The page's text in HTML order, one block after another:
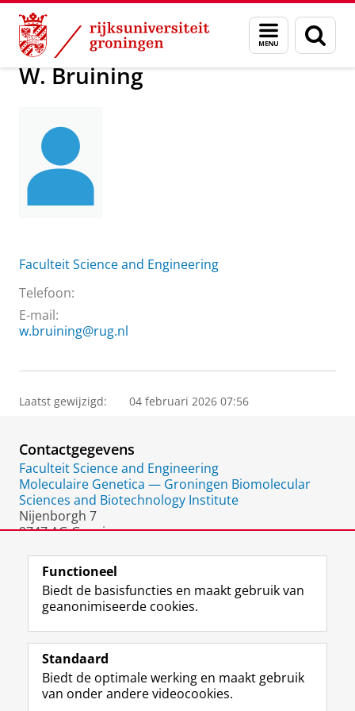
Skip
Content
Skip
Navigation
Menu
en
zoeken
Over ons W. Bruining
W. Bruining
Faculteit Science and Engineering
Telefoon:
E-mail:
w.bruining@rug.nl
Laatst gewijzigd: 04 februari 2026 07:56
Contactgegevens
Faculteit Science and Engineering
Moleculaire Genetica — Groningen Biomolecular
Sciences and Biotechnology Institute
Nijenborgh 7
9747 AG Groningen
Volg de RUG
F
a
e
b
L
i
k
e
R
S
-
f
I
n
t
Y
o
T
Studiekiezers
Functioneel
Biedt de basisfuncties en maakt gebruik van
geanonimiseerde cookies.
Standaard
Biedt de optimale werking en maakt gebruik
van onder andere videocookies.